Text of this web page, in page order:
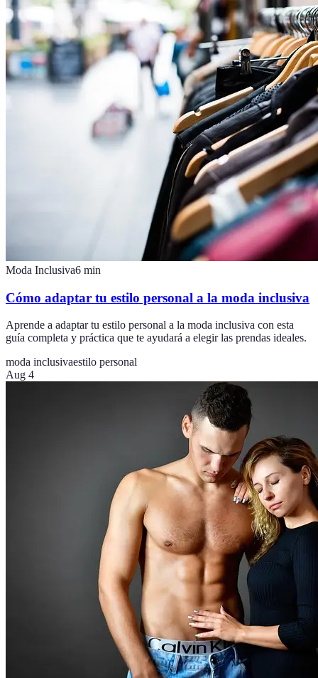
Moda Inclusiva6 min
Cómo adaptar tu estilo personal a la moda inclusiva
Aprende a adaptar tu estilo personal a la moda inclusiva con esta
guía completa y práctica que te ayudará a elegir las prendas ideales.
moda inclusivaestilo personal
Aug 4